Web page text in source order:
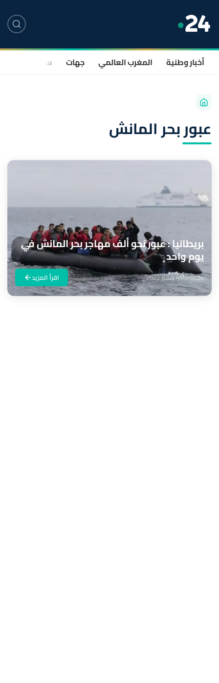
أخبار وطنية المغرب العالمي جهات سياسة
عبور بحر المانش
بريطانيا : عبور نحو ألف مهاجر بحر المانش في
يوم واحد
Maroc244 شتنبر 2022 اقرأ المزيد